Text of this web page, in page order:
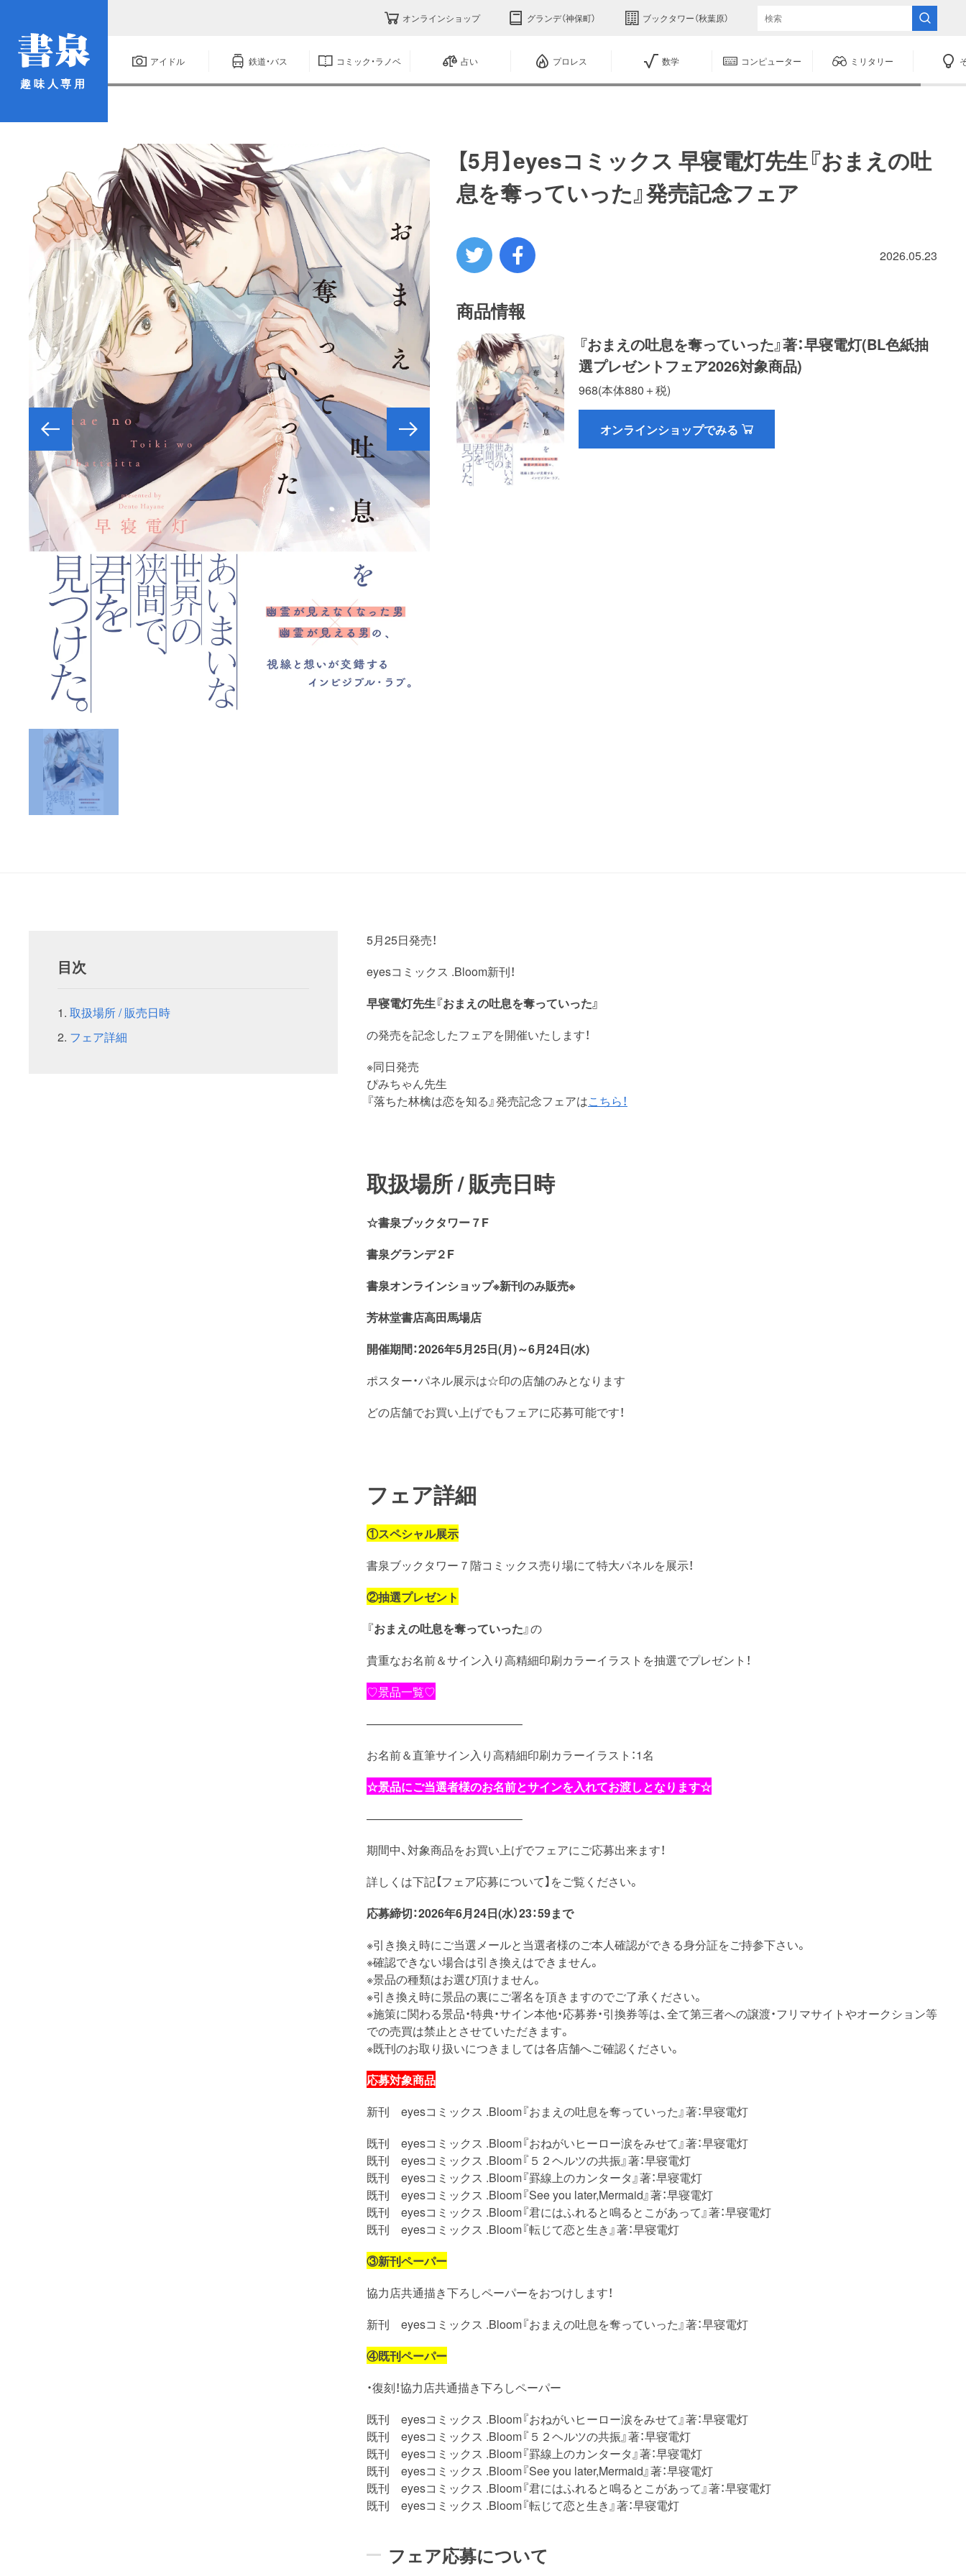
趣味人専用
オンラインショップ グランデ（神保町） ブックタワー（秋葉原）
アイドル 鉄道・バス コミック・ラノベ 占い プロレス 数学 コンピューター ミリタリー
【5月】eyesコミックス 早寝電灯先生『おまえの吐
息を奪っていった』発売記念フェア
2026.05.23
商品情報
『おまえの吐息を奪っていった』著：早寝電灯(BL色紙抽
選プレゼントフェア2026対象商品)
968(本体880＋税)
オンラインショップでみる
目次
取扱場所 / 販売日時
フェア詳細
5月25日発売！
eyesコミックス .Bloom新刊！
早寝電灯先生『おまえの吐息を奪っていった』
の発売を記念したフェアを開催いたします！
※同日発売
ぴみちゃん先生
『落ちた林檎は恋を知る』発売記念フェアはこちら！
取扱場所 / 販売日時
☆書泉ブックタワー７F
書泉グランデ２F
書泉オンラインショップ※新刊のみ販売※
芳林堂書店高田馬場店
開催期間：2026年5月25日(月)～6月24日(水)
ポスター・パネル展示は☆印の店舗のみとなります
どの店舗でお買い上げでもフェアに応募可能です！
フェア詳細
①スペシャル展示
書泉ブックタワー７階コミックス売り場にて特大パネルを展示！
②抽選プレゼント
『おまえの吐息を奪っていった』の
貴重なお名前＆サイン入り高精細印刷カラーイラストを抽選でプレゼント！
♡景品一覧♡
—————————————–
お名前＆直筆サイン入り高精細印刷カラーイラスト：1名
☆景品にご当選者様のお名前とサインを入れてお渡しとなります☆
—————————————–
期間中、対象商品をお買い上げでフェアにご応募出来ます！
詳しくは下記【フェア応募について】をご覧ください。
応募締切：2026年6月24日(水）23：59まで
※引き換え時にご当選メールと当選者様のご本人確認ができる身分証をご持参下さい。
※確認できない場合は引き換えはできません。
※景品の種類はお選び頂けません。
※引き換え時に景品の裏にご署名を頂きますのでご了承ください。
※施策に関わる景品・特典・サイン本他・応募券・引換券等は、全て第三者への譲渡・フリマサイトやオークション等
での売買は禁止とさせていただきます。
※既刊のお取り扱いにつきましては各店舗へご確認ください。
応募対象商品
新刊 eyesコミックス .Bloom『おまえの吐息を奪っていった』著：早寝電灯
既刊 eyesコミックス .Bloom『おねがいヒーロー涙をみせて』著：早寝電灯
既刊 eyesコミックス .Bloom『５２ヘルツの共振』著：早寝電灯
既刊 eyesコミックス .Bloom『罫線上のカンタータ』著：早寝電灯
既刊 eyesコミックス .Bloom『See you later,Mermaid』著：早寝電灯
既刊 eyesコミックス .Bloom『君にはふれると鳴るとこがあって』著：早寝電灯
既刊 eyesコミックス .Bloom『転じて恋と生き』著：早寝電灯
③新刊ペーパー
協力店共通描き下ろしペーパーをおつけします！
新刊 eyesコミックス .Bloom『おまえの吐息を奪っていった』著：早寝電灯
④既刊ペーパー
・復刻！協力店共通描き下ろしペーパー
既刊 eyesコミックス .Bloom『おねがいヒーロー涙をみせて』著：早寝電灯
既刊 eyesコミックス .Bloom『５２ヘルツの共振』著：早寝電灯
既刊 eyesコミックス .Bloom『罫線上のカンタータ』著：早寝電灯
既刊 eyesコミックス .Bloom『See you later,Mermaid』著：早寝電灯
既刊 eyesコミックス .Bloom『君にはふれると鳴るとこがあって』著：早寝電灯
既刊 eyesコミックス .Bloom『転じて恋と生き』著：早寝電灯
フェア応募について